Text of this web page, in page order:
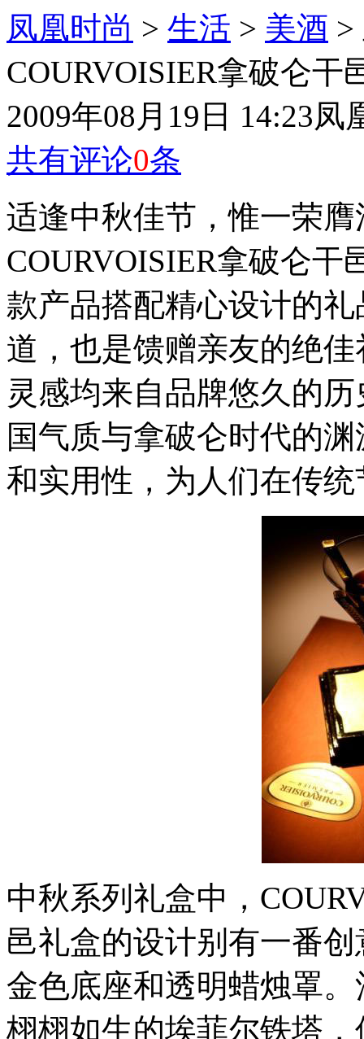
凤凰时尚 > 生活 > 美酒 >
COURVOISIER拿破仑干
2009年08月19日 14:23凤
共有评论0条
适逢中秋佳节，惟一荣膺
COURVOISIER拿破仑
款产品搭配精心设计的
道，也是馈赠亲友的绝
灵感均来自品牌悠久的
国气质与拿破仑时代的
和实用性，为人们在传
中秋系列礼盒中，
邑礼盒的设计别有一番
金色底座和透明蜡烛罩
栩栩如生的埃菲尔铁塔